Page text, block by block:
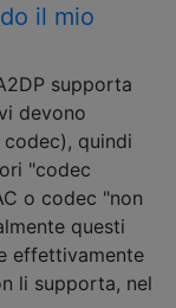
il mio
supporta
devono
quindi
"codec
o codec "non
questi
effettivamente
li supporta, nel